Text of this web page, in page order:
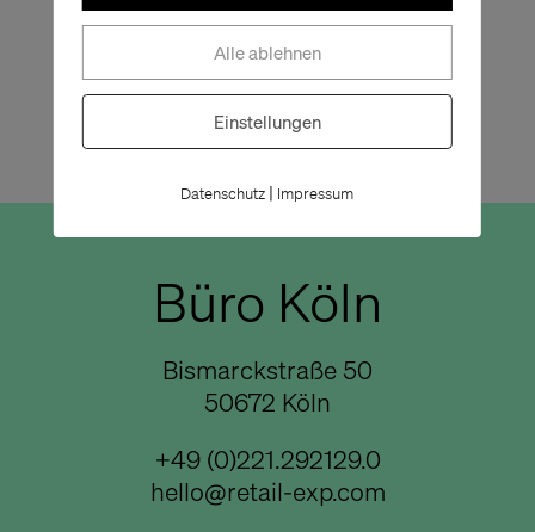
Büro Köln
Bismarckstraße 50
50672 Köln
+49 (0)221.292129.0
hello@retail-exp.com
Alle ablehnen
Einstellungen
Datenschutz | Impressum